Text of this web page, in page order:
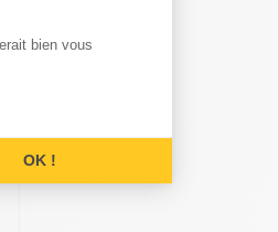
Platform:
bien vous
OK !